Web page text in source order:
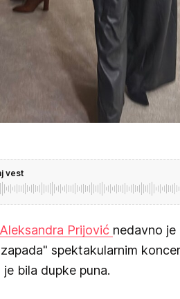
vest
Aleksandra Prijović nedavno je
spektakularnim
bila dupke puna.